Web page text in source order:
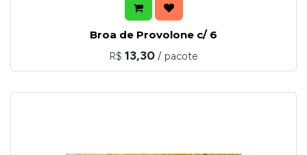
Broa de Provolone c/ 6
R$ 13,30 / pacote